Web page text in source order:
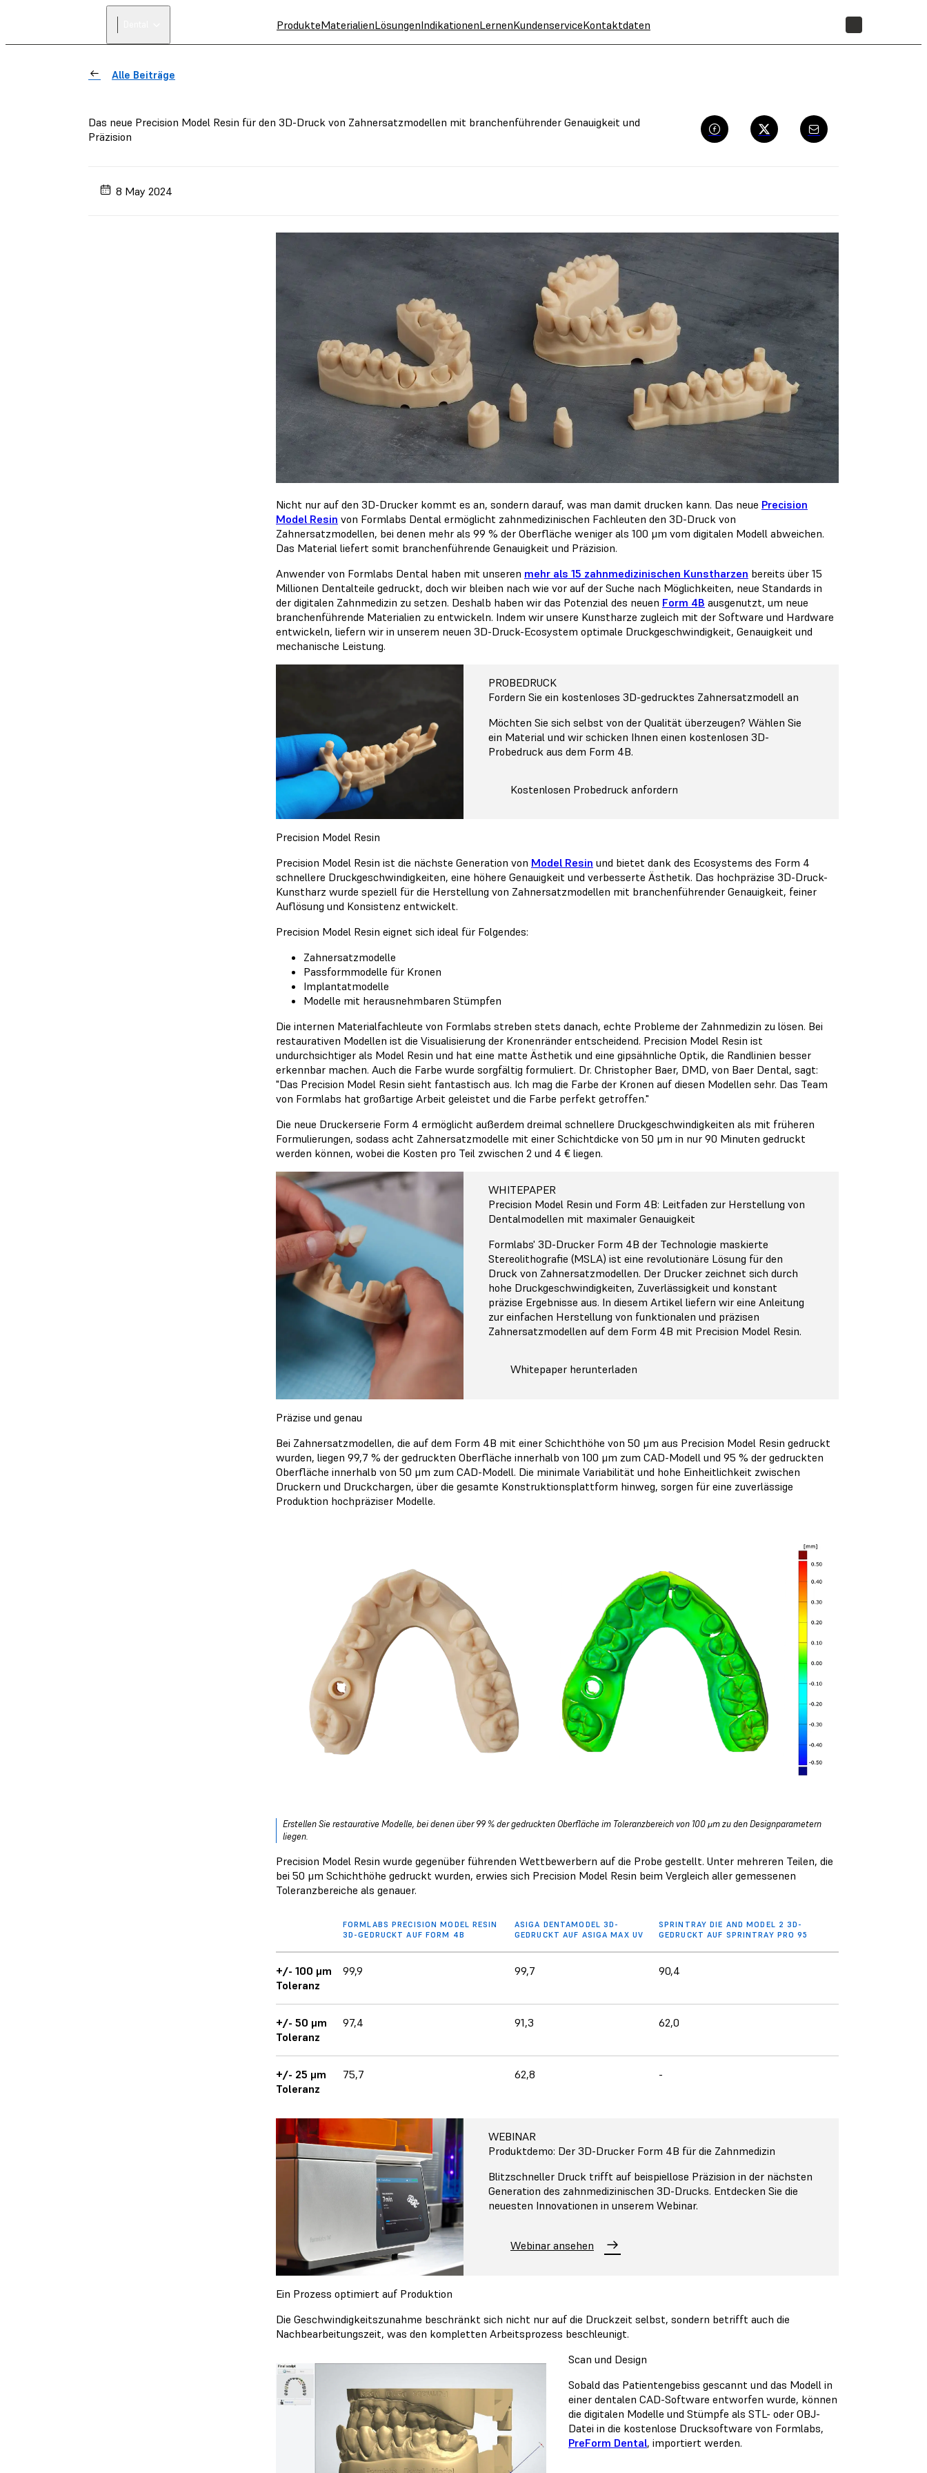
ProdukteMaterialienLösungenIndikationenLernenKundenserviceKontaktdaten
Alle Beiträge
Das neue Precision Model Resin für den 3D-Druck von Zahnersatzmodellen mit branchenführender Genauigkeit und
Präzision
8 May 2024
Nicht nur auf den 3D-Drucker kommt es an, sondern darauf, was man damit drucken kann. Das neue Precision
Model Resin von Formlabs Dental ermöglicht zahnmedizinischen Fachleuten den 3D-Druck von
Zahnersatzmodellen, bei denen mehr als 99 % der Oberfläche weniger als 100 μm vom digitalen Modell abweichen.
Das Material liefert somit branchenführende Genauigkeit und Präzision.
Anwender von Formlabs Dental haben mit unseren mehr als 15 zahnmedizinischen Kunstharzen bereits über 15
Millionen Dentalteile gedruckt, doch wir bleiben nach wie vor auf der Suche nach Möglichkeiten, neue Standards in
der digitalen Zahnmedizin zu setzen. Deshalb haben wir das Potenzial des neuen Form 4B ausgenutzt, um neue
branchenführende Materialien zu entwickeln. Indem wir unsere Kunstharze zugleich mit der Software und Hardware
entwickeln, liefern wir in unserem neuen 3D-Druck-Ecosystem optimale Druckgeschwindigkeit, Genauigkeit und
mechanische Leistung.
PROBEDRUCK
Fordern Sie ein kostenloses 3D-gedrucktes Zahnersatzmodell an
Möchten Sie sich selbst von der Qualität überzeugen? Wählen Sie
ein Material und wir schicken Ihnen einen kostenlosen 3D-
Probedruck aus dem Form 4B.
Kostenlosen Probedruck anfordern
Precision Model Resin
Precision Model Resin ist die nächste Generation von Model Resin und bietet dank des Ecosystems des Form 4
schnellere Druckgeschwindigkeiten, eine höhere Genauigkeit und verbesserte Ästhetik. Das hochpräzise 3D-Druck-
Kunstharz wurde speziell für die Herstellung von Zahnersatzmodellen mit branchenführender Genauigkeit, feiner
Auflösung und Konsistenz entwickelt.
Precision Model Resin eignet sich ideal für Folgendes:
Zahnersatzmodelle
Passformmodelle für Kronen
Implantatmodelle
Modelle mit herausnehmbaren Stümpfen
Die internen Materialfachleute von Formlabs streben stets danach, echte Probleme der Zahnmedizin zu lösen. Bei
restaurativen Modellen ist die Visualisierung der Kronenränder entscheidend. Precision Model Resin ist
undurchsichtiger als Model Resin und hat eine matte Ästhetik und eine gipsähnliche Optik, die Randlinien besser
erkennbar machen. Auch die Farbe wurde sorgfältig formuliert. Dr. Christopher Baer, DMD, von Baer Dental, sagt:
"Das Precision Model Resin sieht fantastisch aus. Ich mag die Farbe der Kronen auf diesen Modellen sehr. Das Team
von Formlabs hat großartige Arbeit geleistet und die Farbe perfekt getroffen."
Die neue Druckerserie Form 4 ermöglicht außerdem dreimal schnellere Druckgeschwindigkeiten als mit früheren
Formulierungen, sodass acht Zahnersatzmodelle mit einer Schichtdicke von 50 μm in nur 90 Minuten gedruckt
werden können, wobei die Kosten pro Teil zwischen 2 und 4 € liegen.
WHITEPAPER
Precision Model Resin und Form 4B: Leitfaden zur Herstellung von
Dentalmodellen mit maximaler Genauigkeit
Formlabs' 3D-Drucker Form 4B der Technologie maskierte
Stereolithografie (MSLA) ist eine revolutionäre Lösung für den
Druck von Zahnersatzmodellen. Der Drucker zeichnet sich durch
hohe Druckgeschwindigkeiten, Zuverlässigkeit und konstant
präzise Ergebnisse aus. In diesem Artikel liefern wir eine Anleitung
zur einfachen Herstellung von funktionalen und präzisen
Zahnersatzmodellen auf dem Form 4B mit Precision Model Resin.
Whitepaper herunterladen
Präzise und genau
Bei Zahnersatzmodellen, die auf dem Form 4B mit einer Schichthöhe von 50 μm aus Precision Model Resin gedruckt
wurden, liegen 99,7 % der gedruckten Oberfläche innerhalb von 100 μm zum CAD-Modell und 95 % der gedruckten
Oberfläche innerhalb von 50 μm zum CAD-Modell. Die minimale Variabilität und hohe Einheitlichkeit zwischen
Druckern und Druckchargen, über die gesamte Konstruktionsplattform hinweg, sorgen für eine zuverlässige
Produktion hochpräziser Modelle.
Erstellen Sie restaurative Modelle, bei denen über 99 % der gedruckten Oberfläche im Toleranzbereich von 100 μm zu den Designparametern
liegen.
Precision Model Resin wurde gegenüber führenden Wettbewerbern auf die Probe gestellt. Unter mehreren Teilen, die
bei 50 μm Schichthöhe gedruckt wurden, erwies sich Precision Model Resin beim Vergleich aller gemessenen
Toleranzbereiche als genauer.
FORMLABS PRECISION MODEL RESIN
3D-GEDRUCKT AUF FORM 4B
ASIGA DENTAMODEL 3D-
GEDRUCKT AUF ASIGA MAX UV
SPRINTRAY DIE AND MODEL 2 3D-
GEDRUCKT AUF SPRINTRAY PRO 95
+/- 100 μm
Toleranz
99,9 99,7 90,4
+/- 50 μm
Toleranz
97,4 91,3 62,0
+/- 25 μm
Toleranz
75,7 62,8 -
WEBINAR
Produktdemo: Der 3D-Drucker Form 4B für die Zahnmedizin
Blitzschneller Druck trifft auf beispiellose Präzision in der nächsten
Generation des zahnmedizinischen 3D-Drucks. Entdecken Sie die
neuesten Innovationen in unserem Webinar.
Webinar ansehen
Ein Prozess optimiert auf Produktion
Die Geschwindigkeitszunahme beschränkt sich nicht nur auf die Druckzeit selbst, sondern betrifft auch die
Nachbearbeitungszeit, was den kompletten Arbeitsprozess beschleunigt.
Scan und Design
Sobald das Patientengebiss gescannt und das Modell in
einer dentalen CAD-Software entworfen wurde, können
die digitalen Modelle und Stümpfe als STL- oder OBJ-
Datei in die kostenlose Drucksoftware von Formlabs,
PreForm Dental, importiert werden.